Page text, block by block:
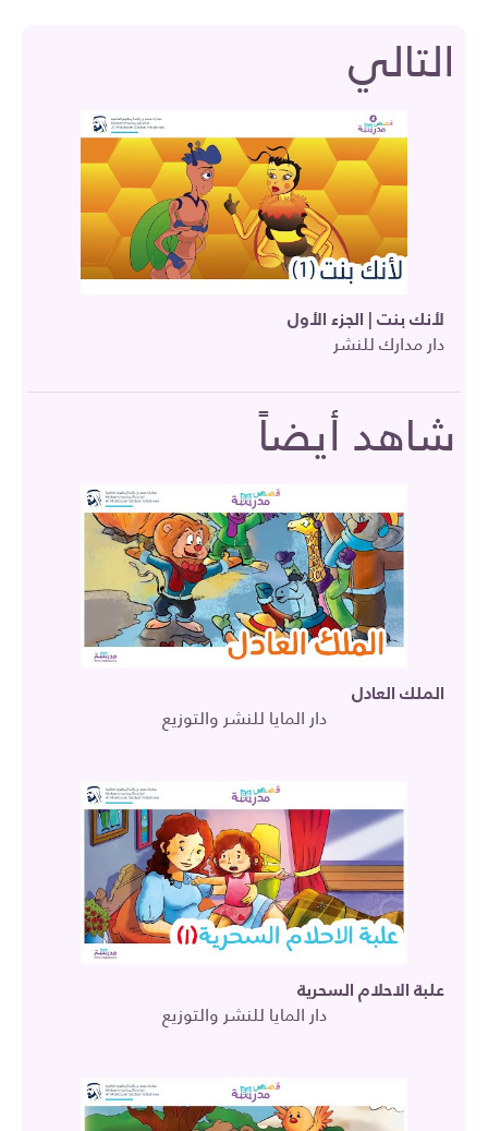
التالي
لأنك بنت | الجزء الأول
دار مدارك للنشر
شاهد أيضاً
الملك العادل
دار المايا للنشر والتوزيع
علبة الاحلام السحرية
دار المايا للنشر والتوزيع